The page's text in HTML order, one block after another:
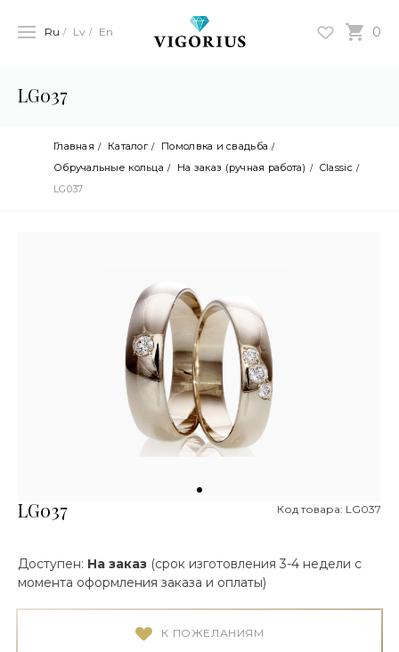
0
Ru Lv En
LG037
Главная Каталог
Помолвка и свадьба
Обручальные кольца
На заказ (ручная работа)
Classic
LG037
LG037 Код товара: LG037
Доступен: На заказ (срок изготовления 3-4 недели с
момента оформления заказа и оплаты)
К ПОЖЕЛАНИЯМ